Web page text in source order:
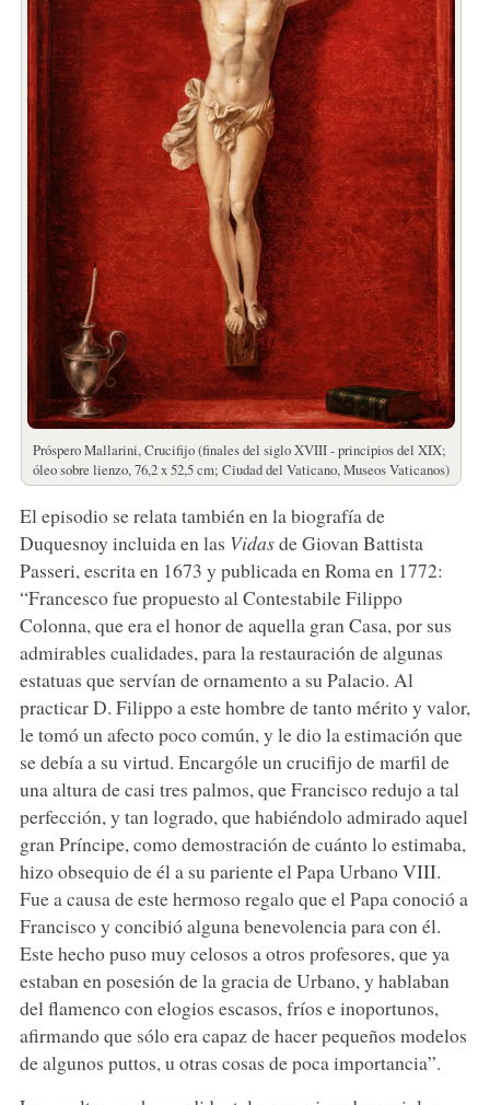
Próspero Mallarini, Crucifijo (finales del siglo XVIII - principios del XIX;
óleo sobre lienzo, 76,2 x 52,5 cm; Ciudad del Vaticano, Museos Vaticanos)
El episodio se relata también en la biografía de
Duquesnoy incluida en las Vidasde Giovan Battista
Passeri, escrita en 1673 y publicada en Roma en 1772:
“Francesco fue propuesto al Contestabile Filippo
Colonna, que era el honor de aquella gran Casa, por sus
admirables cualidades, para la restauración de algunas
estatuas que servían de ornamento a su Palacio. Al
practicar D. Filippo a este hombre de tanto mérito y valor,
le tomó un afecto poco común, y le dio la estimación que
se debía a su virtud. Encargóle un crucifijo de marfil de
una altura de casi tres palmos, que Francisco redujo a tal
perfección, y tan logrado, que habiéndolo admirado aquel
gran Príncipe, como demostración de cuánto lo estimaba,
hizo obsequio de él a su pariente el Papa Urbano VIII.
Fue a causa de este hermoso regalo que el Papa conoció a
Francisco y concibió alguna benevolencia para con él.
Este hecho puso muy celosos a otros profesores, que ya
estaban en posesión de la gracia de Urbano, y hablaban
del flamenco con elogios escasos, fríos e inoportunos,
afirmando que sólo era capaz de hacer pequeños modelos
de algunos puttos, u otras cosas de poca importancia”.